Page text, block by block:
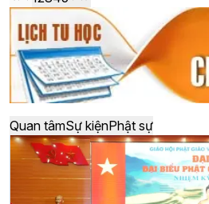
Quan tâmSự kiệnPhật sự